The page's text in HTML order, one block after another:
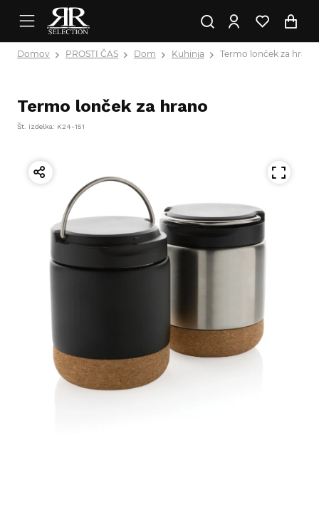
Domov PROSTI ČAS Dom Kuhinja Termo lonček za hrano
Termo lonček za hrano
Št. izdelka: K24-151